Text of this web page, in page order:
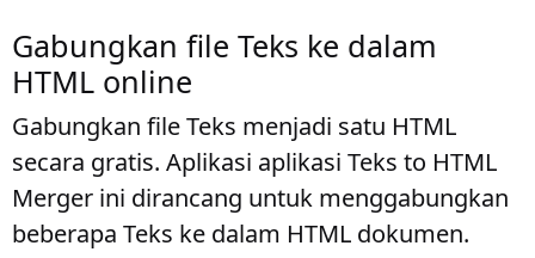
Gabungkan file Teks ke dalam
HTML online
Gabungkan file Teks menjadi satu HTML
secara gratis. Aplikasi aplikasi Teks to HTML
Merger ini dirancang untuk menggabungkan
beberapa Teks ke dalam HTML dokumen.